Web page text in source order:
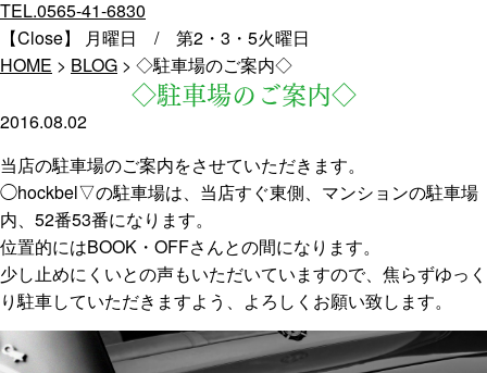
TEL.0565-41-6830
【Close】 月曜日 / 第2・3・5火曜日
HOME > BLOG > ◇駐車場のご案内◇
◇駐車場のご案内◇
2016.08.02
当店の駐車場のご案内をさせていただきます。
◯hockbel▽の駐車場は、当店すぐ東側、マンションの駐車場
内、52番53番になります。
位置的にはBOOK・OFFさんとの間になります。
少し止めにくいとの声もいただいていますので、焦らずゆっく
り駐車していただきますよう、よろしくお願い致します。